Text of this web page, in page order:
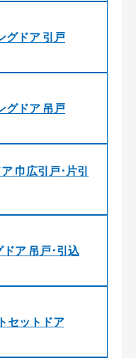
グドア 引戸
グドア 吊戸
巾広引戸･片引
ア 吊戸･引込
セットドア